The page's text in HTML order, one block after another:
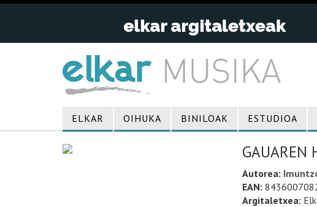
ELKAR OIHUKA BINILOAK ESTUDIOA
GAUAREN
Autorea:
EAN:
Argitaletxea: